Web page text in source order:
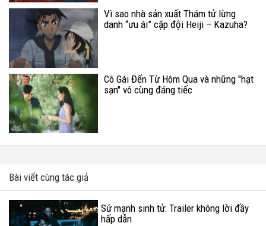
Vì sao nhà sản xuất Thám tử lừng
danh “ưu ái” cặp đội Heiji – Kazuha?
Cô Gái Đến Từ Hôm Qua và những "hạt
sạn" vô cùng đáng tiếc
Bài viết cùng tác giả
Sứ mạnh sinh tử: Trailer không lời đầy
hấp dẫn